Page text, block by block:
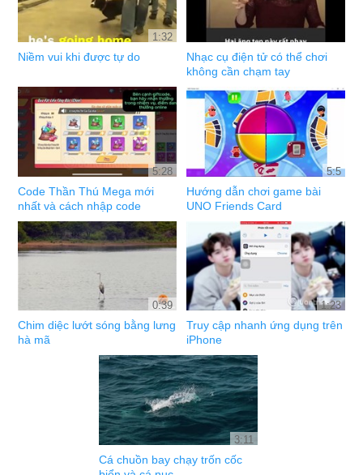
1:32
Niềm vui khi được tự do
Nhạc cụ điện tử có thể chơi
không cần chạm tay
5:28
Code Thần Thú Mega mới
nhất và cách nhập code
5:5
Hướng dẫn chơi game bài
UNO Friends Card
0:39
Chim diệc lướt sóng bằng lưng
hà mã
1:23
Truy cập nhanh ứng dụng trên
iPhone
3:11
Cá chuồn bay chạy trốn cốc